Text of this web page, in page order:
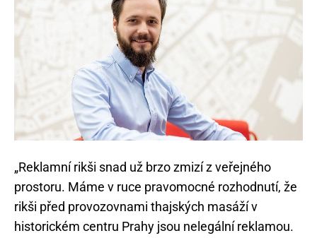
„Reklamní rikši snad už brzo zmizí z veřejného
prostoru. Máme v ruce pravomocné rozhodnutí, že
rikši před provozovnami thajských masáží v
historickém centru Prahy jsou nelegální reklamou.